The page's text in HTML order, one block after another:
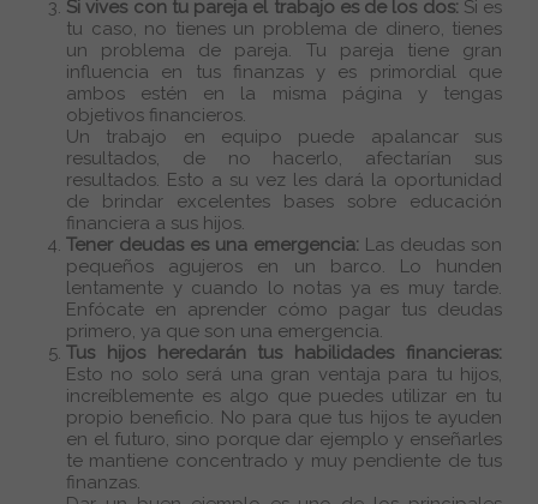
Si vives con tu pareja el trabajo es de los dos:Si es
tu caso, no tienes un problema de dinero, tienes
un problema de pareja. Tu pareja tiene gran
influencia en tus finanzas y es primordial que
ambos estén en la misma página y tengas
objetivos financieros.
Un trabajo en equipo puede apalancar sus
resultados, de no hacerlo, afectarían sus
resultados. Esto a su vez les dará la oportunidad
de brindar excelentes bases sobre educación
financiera a sus hijos.
Tener deudas es una emergencia: Las deudas son
pequeños agujeros en un barco. Lo hunden
lentamente y cuando lo notas ya es muy tarde.
Enfócate en aprender cómo pagar tus deudas
primero, ya que son una emergencia.
Tus hijos heredarán tus habilidades financieras:
Esto no solo será una gran ventaja para tu hijos,
increíblemente es algo que puedes utilizar en tu
propio beneficio. No para que tus hijos te ayuden
en el futuro, sino porque dar ejemplo y enseñarles
te mantiene concentrado y muy pendiente de tus
finanzas.